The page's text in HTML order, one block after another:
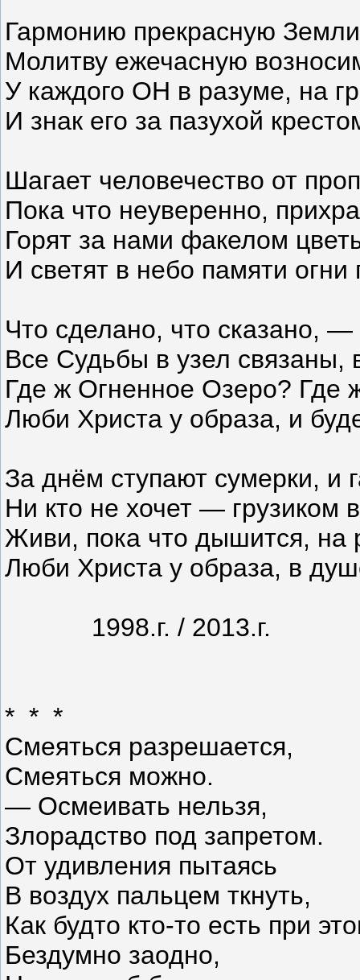
Гармонию прекрасную
Молитву ежечасную
У каждого ОН в разуме, на
И знак его за пазухой
Шагает человечество от
Пока что неуверенно,
Горят за нами факелом
И светят в небо памяти огни
Что сделано, что сказано,
Все Судьбы в узел
Где ж Огненное Озеро? Где
Люби Христа у образа, и
За днём ступают сумерки, и
Ни кто не хочет — грузиком
Живи, пока что дышится, на
Люби Христа у образа, в
1998.г. / 2013.г.
* * *
Смеяться разрешается,
Смеяться можно.
— Осмеивать нельзя,
Злорадство под запретом.
От удивления пытаясь
В воздух пальцем ткнуть,
Как будто кто-то есть при
Бездумно заодно,